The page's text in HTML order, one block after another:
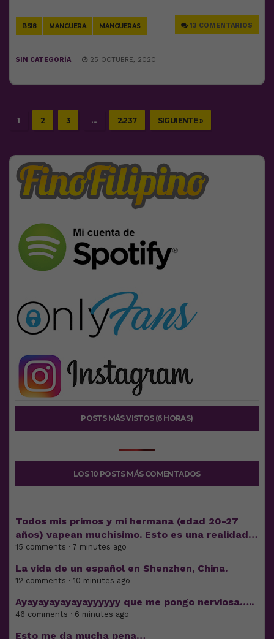
BS18 MANGUERA MANGUERAS 13 COMENTARIOS
SIN CATEGORÍA 25 OCTUBRE, 2020
1 2 3 … 2.237 SIGUIENTE »
POSTS MÁS VISTOS (6 HORAS)
LOS 10 POSTS MÁS COMENTADOS
Todos mis primos y mi hermana (edad 20-27
años) vapean muchísimo. Esto es una realidad…
15 comments · 7 minutes ago
La vida de un español en Shenzhen, China.
12 comments · 10 minutes ago
Ayayayayayayayyyyyy que me pongo nerviosa…..
46 comments · 6 minutes ago
Esto me da mucha pena…